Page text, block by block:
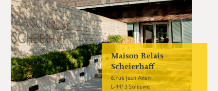
Maison Relais
Scheierhaff
6, rue Jean Anen
L-4413 Soleuvre